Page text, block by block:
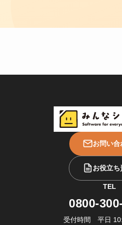
お問い合
お役立ち
TEL
0800-
受付時間 平日